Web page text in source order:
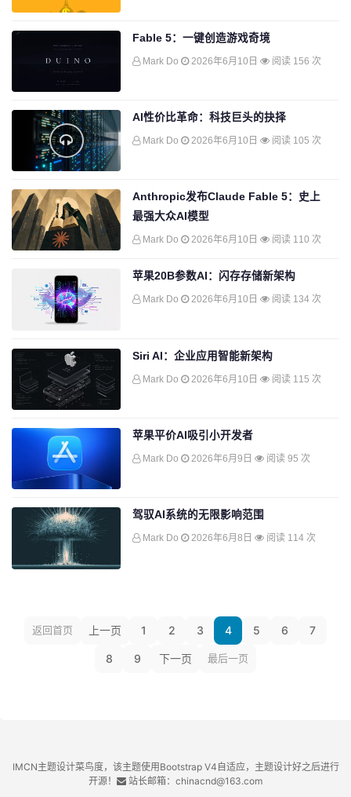
Fable 5：一键创造游戏奇境
Mark Do 2026年6月10日 阅读 156 次
AI性价比革命：科技巨头的抉择
Mark Do 2026年6月10日 阅读 105 次
Anthropic发布Claude Fable 5：史上
最强大众AI模型
Mark Do 2026年6月10日 阅读 110 次
苹果20B参数AI：闪存存储新架构
Mark Do 2026年6月10日 阅读 134 次
Siri AI：企业应用智能新架构
Mark Do 2026年6月10日 阅读 115 次
苹果平价AI吸引小开发者
Mark Do 2026年6月9日 阅读 95 次
驾驭AI系统的无限影响范围
Mark Do 2026年6月8日 阅读 114 次
返回首页 上一页 1 2 3 4 5 6 7
8 9 下一页 最后一页
IMCN主题设计菜鸟度，该主题使用Bootstrap V4自适应，主题设计好之后进行
开源！
站长邮箱：chinacnd@163.com